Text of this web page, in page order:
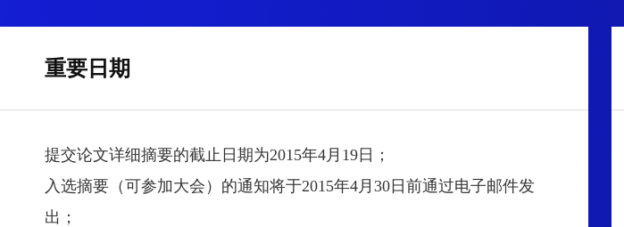
重要日期
提交论文详细摘要的截止日期为2015年4月19日；
入选摘要（可参加大会）的通知将于2015年4月30日前通过电子邮件发
出；